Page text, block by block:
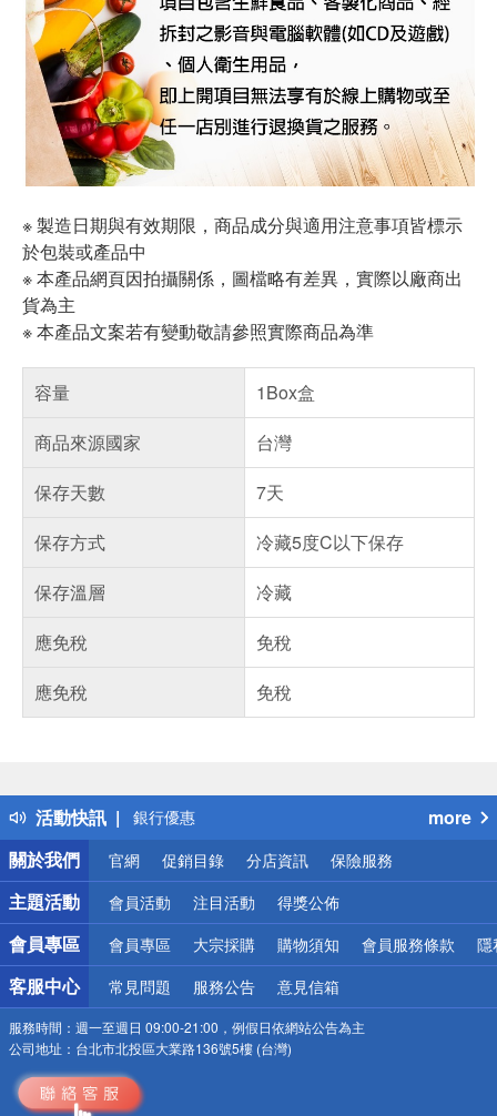
※ 製造日期與有效期限，商品成分與適用注意事項皆標示
於包裝或產品中
※ 本產品網頁因拍攝關係，圖檔略有差異，實際以廠商出
貨為主
※ 本產品文案若有變動敬請參照實際商品為準
容量
1Box盒
商品來源國家
台灣
保存天數
7天
保存方式
冷藏5度C以下保存
保存溫層
冷藏
應免稅
免稅
應免稅
免稅
活動快訊
偏遠地區配送
熱門話題
銀行優惠
偏遠地區配送
詐騙網頁！請小心！
more
關於我們
官網 促銷目錄 分店資訊 保險服務
主題活動 會員活動 注目活動 得獎公佈
會員專區 會員專區 大宗採購 購物須知 會員服務條款 隱
客服中心 常見問題 服務公告 意見信箱
服務時間： 週一至週日 09:00-21:00，例假日依網站公告為主
公司地址： 台北市北投區大業路136號5樓 (台灣)